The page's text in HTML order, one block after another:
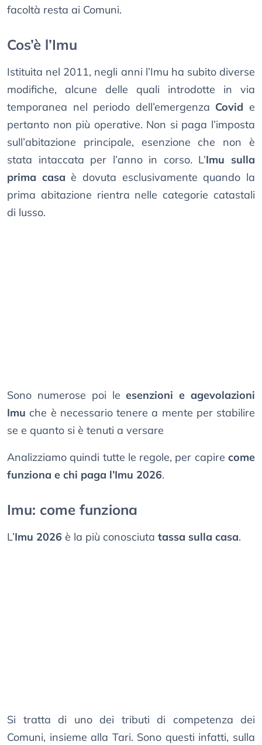
facoltà resta ai Comuni.
Cos’è l’Imu
Istituita nel 2011, negli anni l’Imu ha subito diverse
modifiche, alcune delle quali introdotte in via
temporanea nel periodo dell’emergenza Covid e
pertanto non più operative. Non si paga l’imposta
sull’abitazione principale, esenzione che non è
stata intaccata per l’anno in corso. L’Imu sulla
prima casa è dovuta esclusivamente quando la
prima abitazione rientra nelle categorie catastali
di lusso.
Sono numerose poi leesenzioni e agevolazioni
Imu che è necessario tenere a mente per stabilire
se e quanto si è tenuti a versare
Analizziamo quindi tutte le regole, per capire come
funziona e chi paga l’Imu 2026.
Imu: come funziona
L’Imu 2026 è la più conosciuta tassa sulla casa.
Si tratta di uno dei tributi di competenza dei
Comuni, insieme alla Tari. Sono questi infatti, sulla